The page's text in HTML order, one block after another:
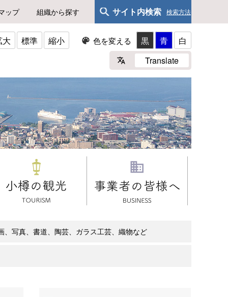
ップ 組織から探す サイト内検索 検索方法
大 標準 縮小 色を変える 黒 青
白
Translate
、写真、書道、陶芸、ガラス工芸、織物など